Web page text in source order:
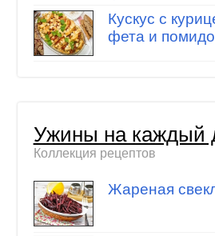
Кускус с
фета и
Ужины на каждый
Коллекция рецептов
Жареная